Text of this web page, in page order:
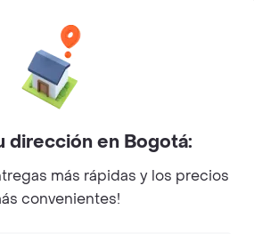
Facebook
Twitter
Instagram
Inc. All rights reserved.
dirección en Bogotá:
más rápidas y los precios
convenientes!